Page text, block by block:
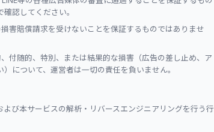
認してください。
害賠償請求を受けないことを保証するものではありませ
付随的、特別、または結果的な損害（広告の差し止め、ア
について、運営者は一切の責任を負いません。
び本サービスの解析・リバースエンジニアリングを行う行